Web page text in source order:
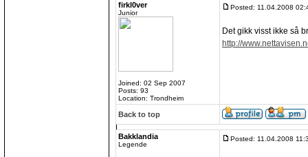
firkl0ver
Junior
Joined: 02 Sep 2007
Posts: 93
Location: Trondheim
Posted: 11.04.2008
Det gikk visst ikke så
http://
Back to top
Bakklandia
Legende
Posted: 11.04.2008